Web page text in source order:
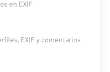
en EXIF
EXIF ​​y comentarios